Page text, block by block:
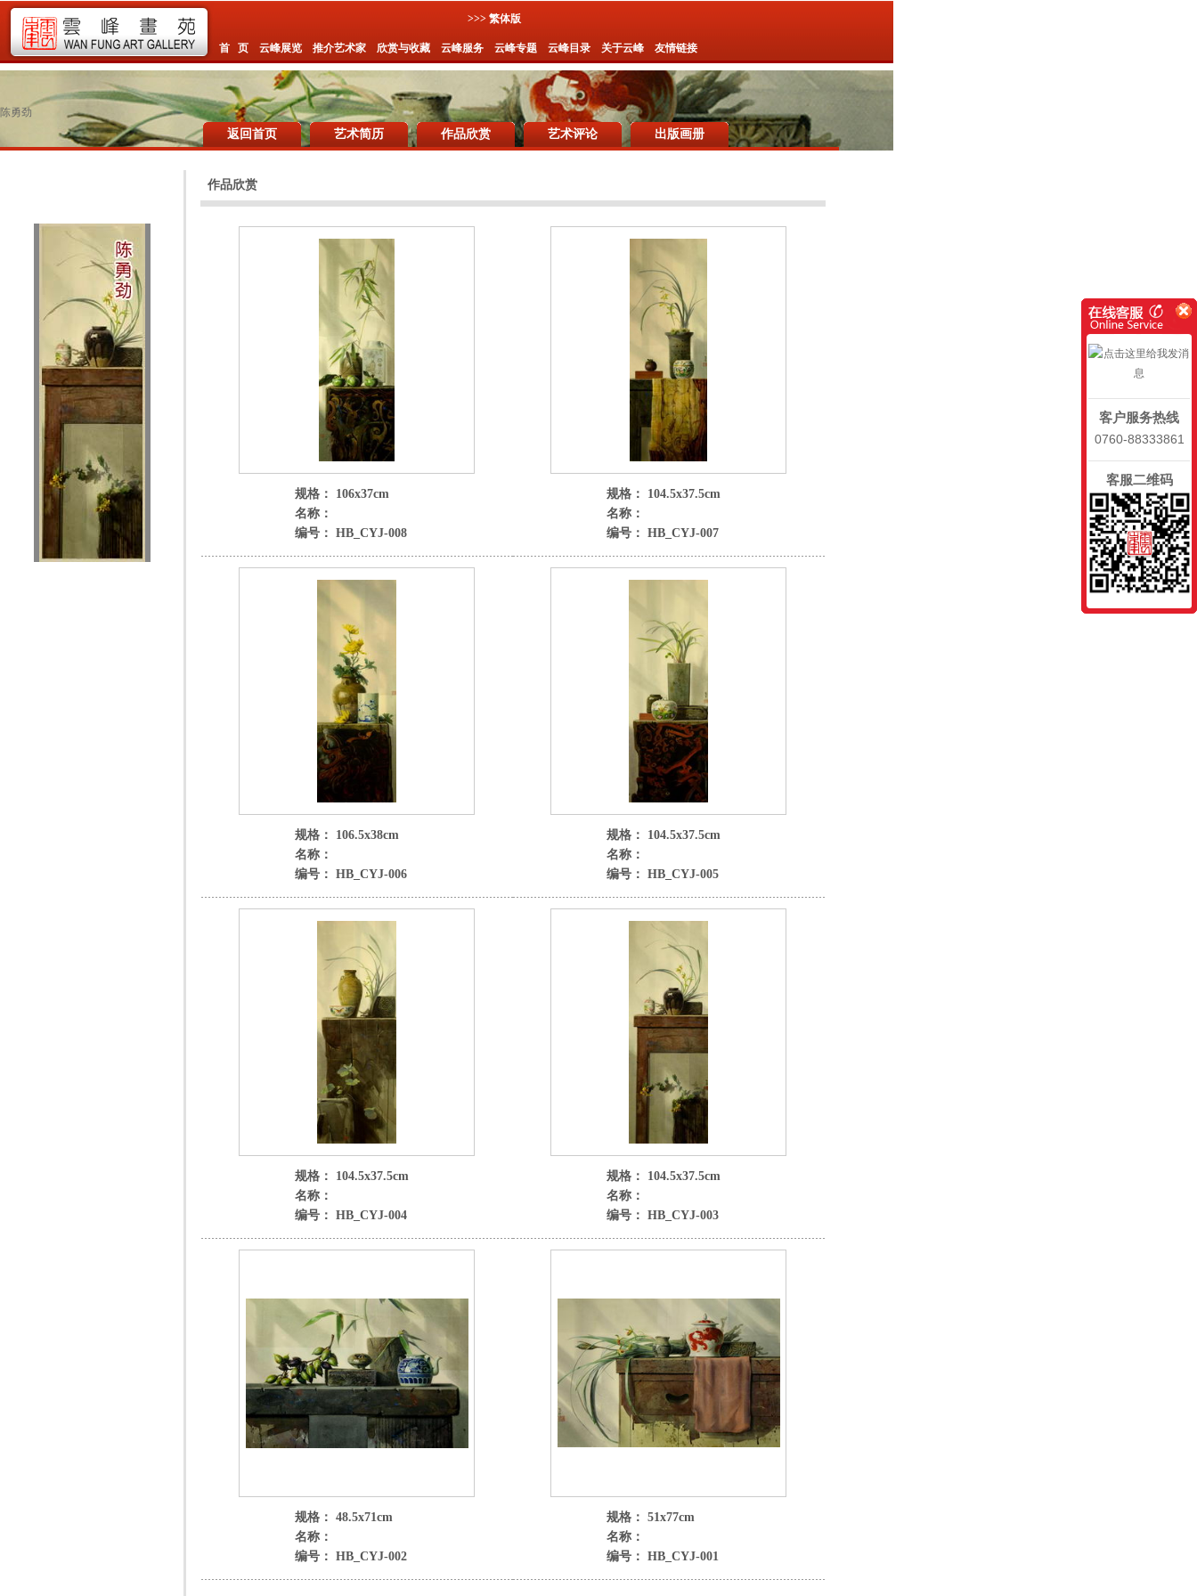
>>> 繁体版
首 页 云峰展览 推介艺术家 欣赏与收藏 云峰服务 云峰专题 云峰目录 关于云峰 友情链接
陈勇劲
返回首页 艺术简历 作品欣赏 艺术评论 出版画册
作品欣赏
规格： 106x37cm
名称：
编号： HB_CYJ-008
规格： 104.5x37.5cm
名称：
编号： HB_CYJ-007
规格： 106.5x38cm
名称：
编号： HB_CYJ-006
规格： 104.5x37.5cm
名称：
编号： HB_CYJ-005
规格： 104.5x37.5cm
名称：
编号： HB_CYJ-004
规格： 104.5x37.5cm
名称：
编号： HB_CYJ-003
规格： 48.5x71cm
名称：
编号： HB_CYJ-002
规格： 51x77cm
名称：
编号： HB_CYJ-001
客户服务热线
0760-88333861
客服二维码